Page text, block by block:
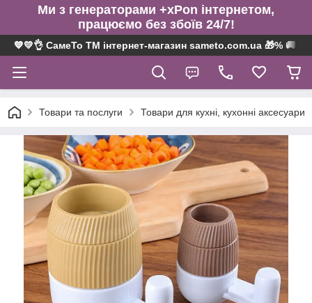
Ми з генераторами +xPon інтернетом,
працюємо без збоїв 24/7!
💙💛👌 СамеТо ТМ інтернет-магазин sameto.com.ua 🎁% 🚚 ⤵
Товари та послуги Товари для кухні, кухонні аксесуари